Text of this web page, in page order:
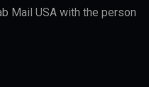
Mail USA with the person